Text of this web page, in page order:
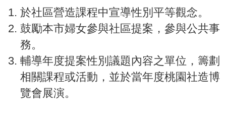
於社區營造課程中宣導性別平等觀念。
鼓勵本市婦女參與社區提案，參與公共事
務。
輔導年度提案性別議題內容之單位，籌劃
相關課程或活動，並於當年度桃園社造博
覽會展演。